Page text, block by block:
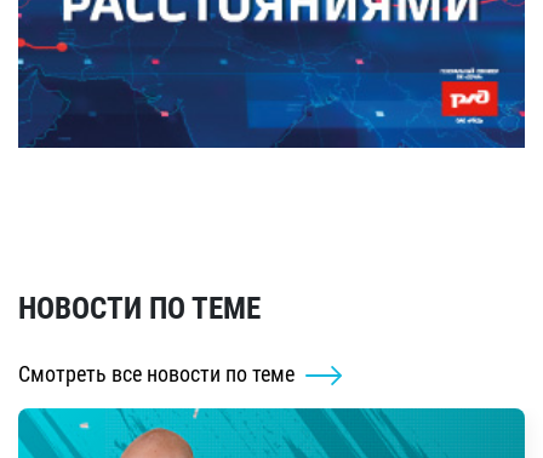
НОВОСТИ ПО ТЕМЕ
Смотреть все новости по теме